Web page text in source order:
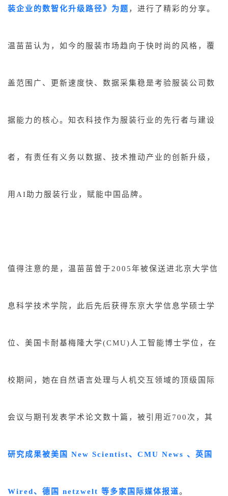
装企业的数智化升级路径》为题 ，进行了精彩的分享。
温苗苗认为，如今的服装市场趋向于快时尚的风格，覆
盖范围广、更新速度快、数据采集稳是考验服装公司数
据能力的核心。 知衣科技作为服装行业的先行者与建设
者，有责任有义务以数据、技术推动产业的创新升级，
用AI助力服装行业，赋能中国品牌。
值得注意的是，温苗苗曾于2005年被保送进北京大学信
息科学技术学院，此后先后获得东京大学信息学硕士学
位、美国卡耐基梅隆大学(CMU)人工智能博士学位，在
校期间，她在自然语言处理与人机交互领域的顶级国际
会议与期刊发表学术论文数十篇，被引用近700次，其
研究成果被美国 New Scientist、CMU News 、英国
Wired、德国 netzwelt 等多家国际媒体报道。